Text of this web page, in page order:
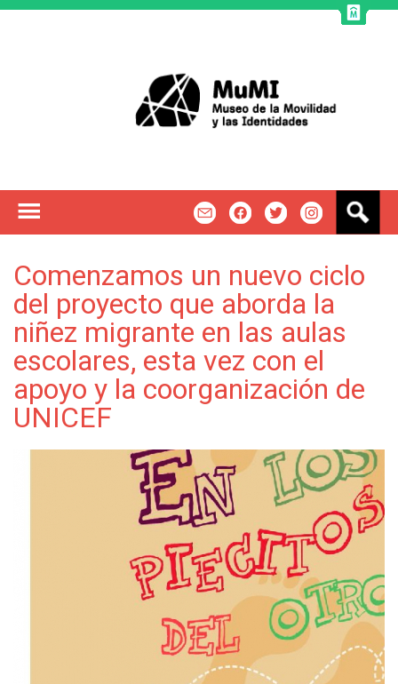
Comenzamos un nuevo ciclo
del proyecto que aborda la
niñez migrante en las aulas
escolares, esta vez con el
apoyo y la coorganización de
UNICEF
s
a